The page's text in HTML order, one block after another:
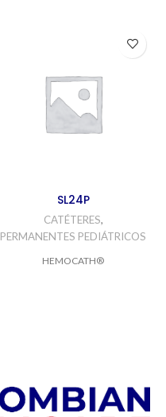
SL24P
CATÉTERES,
PERMANENTES PEDIÁTRICOS
HEMOCATH®